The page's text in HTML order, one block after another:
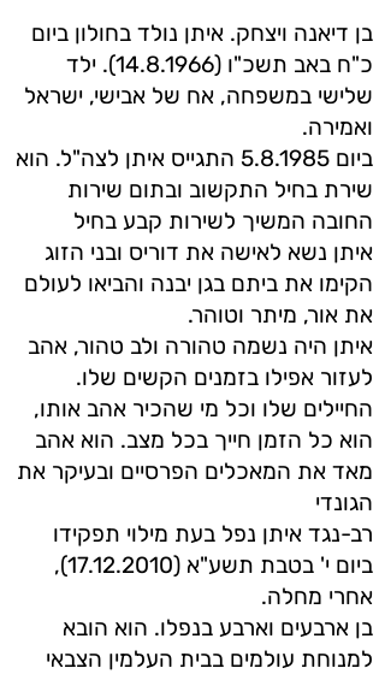
בן דיאנה ויצחק. איתן נולד בחולון ביום
כ"ח באב תשכ"ו (14.8.1966). ילד
שלישי במשפחה, אח של אבישי, ישראל
ואמירה.
ביום 5.8.1985 התגייס איתן לצה"ל. הוא
שירת בחיל התקשוב ובתום שירות
החובה המשיך לשירות קבע בחיל
איתן נשא לאישה את דוריס ובני הזוג
הקימו את ביתם בגן יבנה והביאו לעולם
את אור, מיתר וטוהר.
איתן היה נשמה טהורה ולב טהור, אהב
לעזור אפילו בזמנים הקשים שלו.
החיילים שלו וכל מי שהכיר אהב אותו,
הוא כל הזמן חייך בכל מצב. הוא אהב
מאד את המאכלים הפרסיים ובעיקר את
הגונדי
רב-נגד איתן נפל בעת מילוי תפקידו
ביום י' בטבת תשע"א (17.12.2010),
אחרי מחלה.
בן ארבעים וארבע בנפלו. הוא הובא
למנוחת עולמים בבית העלמין הצבאי